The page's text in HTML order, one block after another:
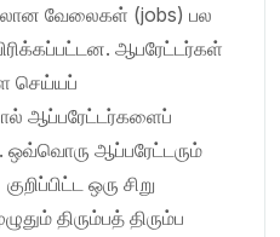
வேலைகள் (jobs) பல
ஆபரேட்டர்கள்
செய்யப்
ஆப்பரேட்டர்களைப்
ஒவ்வொரு ஆப்பரேட்டரும்
ஒரு சிறு
திரும்பத் திரும்ப